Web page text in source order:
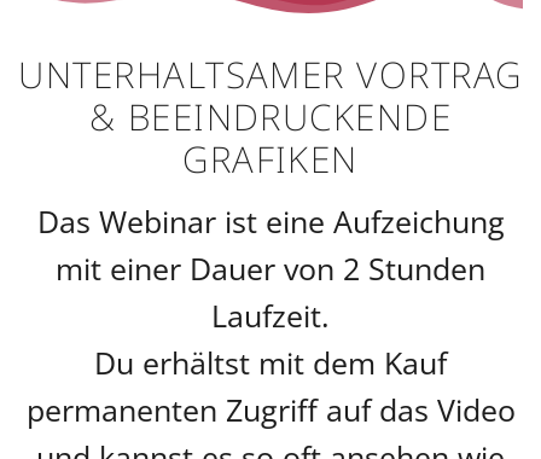
UNTERHALTSAMER VORTRAG
& BEEINDRUCKENDE
GRAFIKEN
Das Webinar ist eine Aufzeichung
mit einer Dauer von 2 Stunden
Laufzeit.
Du erhältst mit dem Kauf
permanenten Zugriff auf das Video